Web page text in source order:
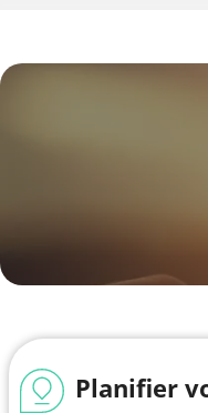
Planifier